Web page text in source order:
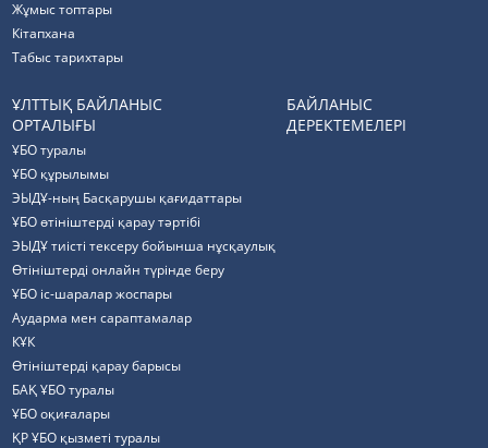
Жұмыс топтары
Кітапхана
Табыс тарихтары
ҰЛТТЫҚ БАЙЛАНЫС
ОРТАЛЫҒЫ
ҰБО туралы
ҰБО құрылымы
ЭЫДҰ-ның Басқарушы қағидаттары
ҰБО өтініштерді қарау тәртібі
ЭЫДҰ тиісті тексеру бойынша нұсқаулық
Өтініштерді онлайн түрінде беру
ҰБО іс-шаралар жоспары
Аударма мен сараптамалар
КҰК
Өтініштерді қарау барысы
БАҚ ҰБО туралы
ҰБО оқиғалары
ҚР ҰБО қызметі туралы
БАЙЛАНЫС
ДЕРЕКТЕМЕЛЕРІ